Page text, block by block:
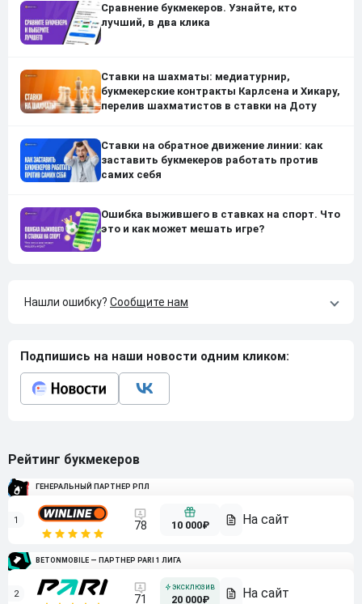
Сравнение букмекеров. Узнайте, кто
лучший, в два клика
Ставки на шахматы: медиатурнир,
букмекерские контракты Карлсена и Хикару,
перелив шахматистов в ставки на Доту
Ставки на обратное движение линии: как
заставить букмекеров работать против
самих себя
Ошибка выжившего в ставках на спорт. Что
это и как может мешать игре?
Нашли ошибку? Сообщите нам
Подпишись на наши новости одним кликом:
Рейтинг букмекеров
ГЕНЕРАЛЬНЫЙ ПАРТНЕР РПЛ
1 78 10 000₽
BETONMOBILE — ПАРТНЕР PARI 1 ЛИГА
2 71 20 000₽